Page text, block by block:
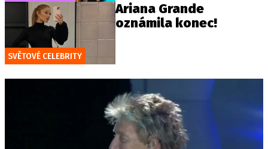
SVĚTOVÉ CELEBRITY
Ariana Grande
oznámila konec!